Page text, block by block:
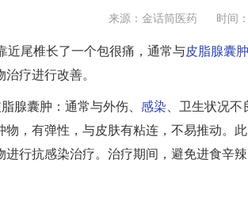
来源：金话筒医药 时间
近尾椎长了一个包很痛，通常与皮脂腺囊肿
治疗进行改善。
腺囊肿：通常与外伤、 感染 、卫生状况
物，有弹性，与皮肤有粘连，不易推动。
进行抗感染治疗。治疗期间，避免进食辛